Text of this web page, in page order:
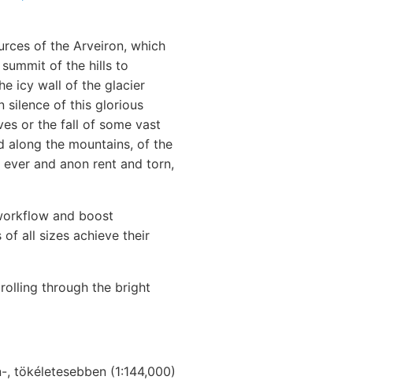
of the Arveiron, which
of the hills to
icy wall of the glacier
silence of this glorious
or the fall of some vast
along the mountains, of the
and anon rent and torn,
and boost
all sizes achieve their
through the bright
tökéletesebben (1:144,000)